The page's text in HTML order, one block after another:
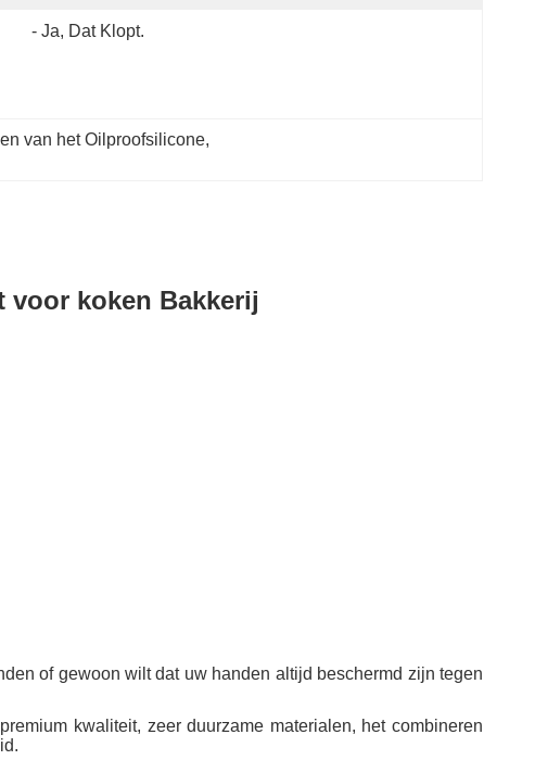
- Ja, Dat Klopt.
van het Oilproofsilicone,
voor koken Bakkerij
of gewoon wilt dat uw handen altijd beschermd zijn tegen
kwaliteit, zeer duurzame materialen, het combineren